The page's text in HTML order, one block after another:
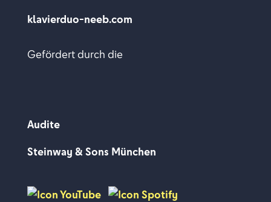
klavierduo-neeb.com
Gefördert durch die
Audite
Steinway & Sons München